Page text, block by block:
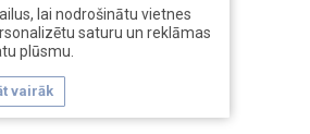
lai nodrošinātu vietnes
saturu un reklāmas
plūsmu.
vairāk